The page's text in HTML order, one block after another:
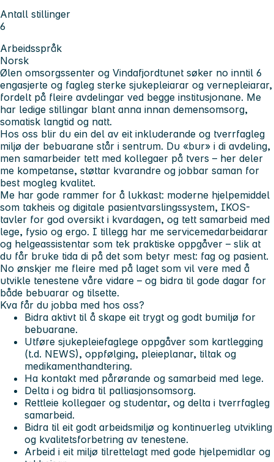
Antall stillinger
6
Arbeidsspråk
Norsk
Ølen omsorgssenter og Vindafjordtunet søker no inntil 6
engasjerte og fagleg sterke sjukepleiarar og vernepleiarar,
fordelt på fleire avdelingar ved begge institusjonane. Me
har ledige stillingar blant anna innan demensomsorg,
somatisk langtid og natt.
Hos oss blir du ein del av eit inkluderande og tverrfagleg
miljø der bebuarane står i sentrum. Du «bur» i di avdeling,
men samarbeider tett med kollegaer på tvers – her deler
me kompetanse, støttar kvarandre og jobbar saman for
best mogleg kvalitet.
Me har gode rammer for å lukkast: moderne hjelpemiddel
som takheis og digitale pasientvarslingssystem, IKOS-
tavler for god oversikt i kvardagen, og tett samarbeid med
lege, fysio og ergo. I tillegg har me servicemedarbeidarar
og helgeassistentar som tek praktiske oppgåver – slik at
du får bruke tida di på det som betyr mest: fag og pasient.
No ønskjer me fleire med på laget som vil vere med å
utvikle tenestene våre vidare – og bidra til gode dagar for
både bebuarar og tilsette.
Kva får du jobba med hos oss?
Bidra aktivt til å skape eit trygt og godt bumiljø for
bebuarane.
Utføre sjukepleiefaglege oppgåver som kartlegging
(t.d. NEWS), oppfølging, pleieplanar, tiltak og
medikamenthandtering.
Ha kontakt med pårørande og samarbeid med lege.
Delta i og bidra til palliasjonsomsorg.
Rettleie kollegaer og studentar, og delta i tverrfagleg
samarbeid.
Bidra til eit godt arbeidsmiljø og kontinuerleg utvikling
og kvalitetsforbetring av tenestene.
Arbeid i eit miljø tilrettelagt med gode hjelpemidlar og